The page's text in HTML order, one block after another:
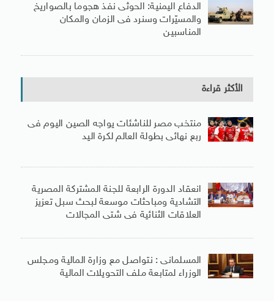
الدفاع اليمنية: الحوثى نفذ هجوما بالصواريخ
والمسيّرات وسنرد فى الزمان والمكان
المناسبين
الأكثر قراءة
منتخب مصر للناشئات يواجه الصين اليوم فى
ربع نهائى بطولة العالم لكرة اليد
انعقاد الدورة الرابعة للجنة المشتركة المصرية
التشادية ومباحثات موسعة لبحث سبل تعزيز
العلاقات الثنائية فى شتى المجالات
المسلمانى : نتواصل مع وزارة المالية ومجلس
الوزراء لمتابعة ملف التحويلات المالية